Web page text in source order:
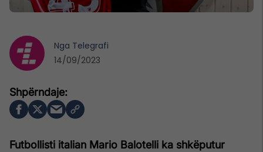
Futbollisti italian Mario Balotelli ka shkëputur
Nga Telegrafi
14/09/2023